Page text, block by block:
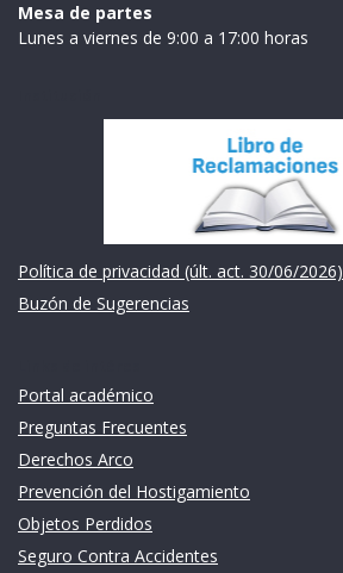
Mesa de partes
Lunes a viernes de 9:00 a 17:00 horas
Política de privacidad (últ. act. 30/06/2026)
Buzón de Sugerencias
Portal académico
Preguntas Frecuentes
Derechos Arco
Prevención del Hostigamiento
Objetos Perdidos
Seguro Contra Accidentes